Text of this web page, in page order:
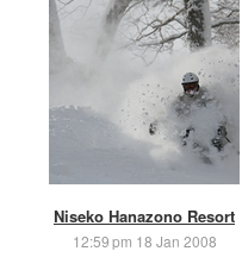
Niseko Hanazono Resort
12:59 pm 18 Jan 2008